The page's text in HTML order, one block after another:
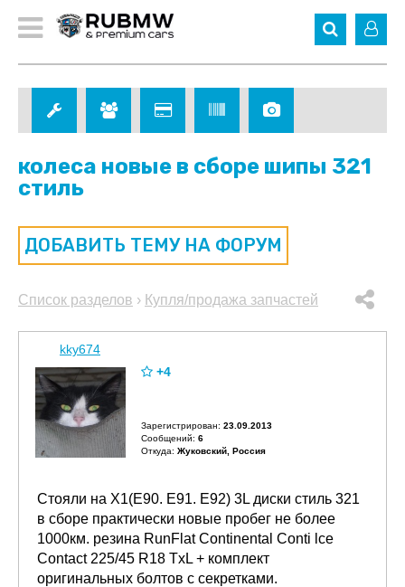
колеса новые в сборе шипы 321
стиль
ДОБАВИТЬ ТЕМУ НА ФОРУМ
Список разделов › Купля/продажа запчастей
kky674
+4
Зарегистрирован: 23.09.2013
Сообщений: 6
Откуда: Жуковский, Россия
Стояли на Х1(E90. E91. E92) 3L диски стиль 321
в сборе практически новые пробег не более
1000км. резина RunFlat Continental Conti lce
Contact 225/45 R18 TxL + комплект
оригинальных болтов с секретками.